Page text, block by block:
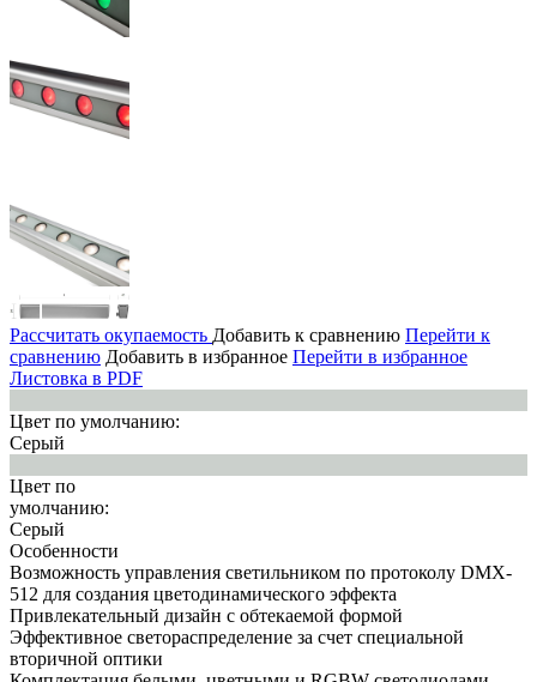
Рассчитать окупаемость Добавить к сравнению Перейти к
сравнению Добавить в избранное Перейти в избранное
Листовка в PDF
Цвет по умолчанию:
Серый
Цвет по
умолчанию:
Серый
Особенности
Возможность управления светильником по протоколу DMX-
512 для создания цветодинамического эффекта
Привлекательный дизайн с обтекаемой формой
Эффективное светораспределение за счет специальной
вторичной оптики